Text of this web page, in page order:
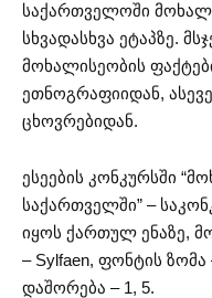
საქართველოში
სხვადასხვა ეტაპზე.
მოხალისეობის
ეთნოგრაფიიდან,
ცხოვრებიდან.
ესეების კონკურსში
საქართველში” –
იყოს ქართულ ენაზე,
– Sylfaen, ფონტის ზომა
დაშორება – 1, 5.